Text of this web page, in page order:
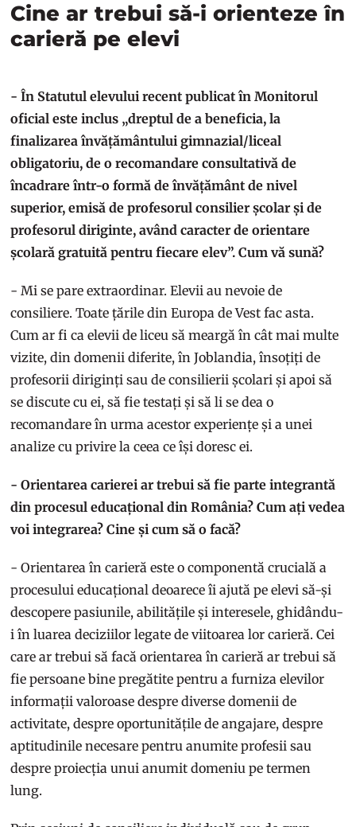
Cine ar trebui să-i orienteze în
carieră pe elevi
- În Statutul elevului recent publicat în Monitorul
oficial este inclus „dreptul de a beneficia, la
finalizarea învățământului gimnazial/liceal
obligatoriu, de o recomandare consultativă de
încadrare într-o formă de învățământ de nivel
superior, emisă de profesorul consilier școlar și de
profesorul diriginte, având caracter de orientare
școlară gratuită pentru fiecare elev”. Cum vă sună?
- Mi se pare extraordinar. Elevii au nevoie de
consiliere. Toate țările din Europa de Vest fac asta.
Cum ar fi ca elevii de liceu să meargă în cât mai multe
vizite, din domenii diferite, în Joblandia, însoțiți de
profesorii diriginți sau de consilierii școlari și apoi să
se discute cu ei, să fie testați și să li se dea o
recomandare în urma acestor experiențe și a unei
analize cu privire la ceea ce își doresc ei.
- Orientarea carierei ar trebui să fie parte integrantă
din procesul educațional din România? Cum ați vedea
voi integrarea? Cine și cum să o facă?
- Orientarea în carieră este o componentă crucială a
procesului educațional deoarece îi ajută pe elevi să-și
descopere pasiunile, abilitățile și interesele, ghidându-
i în luarea deciziilor legate de viitoarea lor carieră. Cei
care ar trebui să facă orientarea în carieră ar trebui să
fie persoane bine pregătite pentru a furniza elevilor
informații valoroase despre diverse domenii de
activitate, despre oportunitățile de angajare, despre
aptitudinile necesare pentru anumite profesii sau
despre proiecția unui anumit domeniu pe termen
lung.